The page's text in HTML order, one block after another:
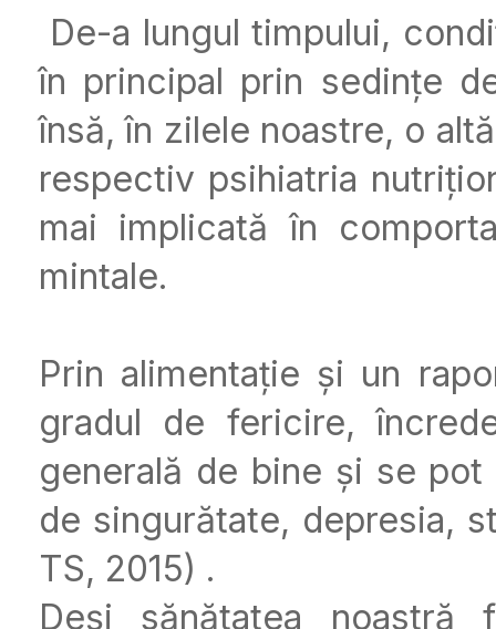
De-a lungul timpului,
în principal prin sedințe
însă, în zilele noastre, o
respectiv psihiatria
mai implicată în
mintale.
Prin alimentație și un
gradul de fericire,
generală de bine și se
de singurătate, depresia,
TS, 2015) .
Deși sănătatea